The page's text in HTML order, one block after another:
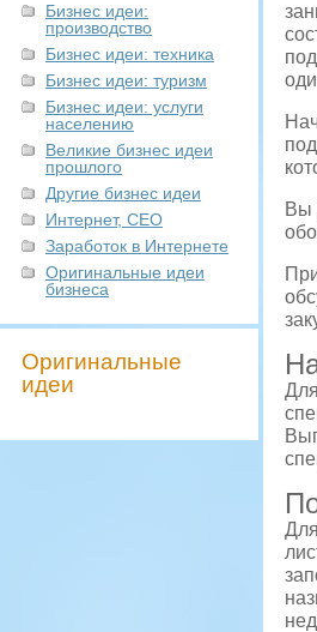
Бизнес идеи:
производство
Бизнес идеи: техника
Бизнес идеи: туризм
Бизнес идеи: услуги
населению
Великие бизнес идеи
прошлого
Другие бизнес идеи
Интернет, СЕО
Заработок в Интернете
Оригинальные идеи
бизнеса
Оригинальные
идеи
Вы